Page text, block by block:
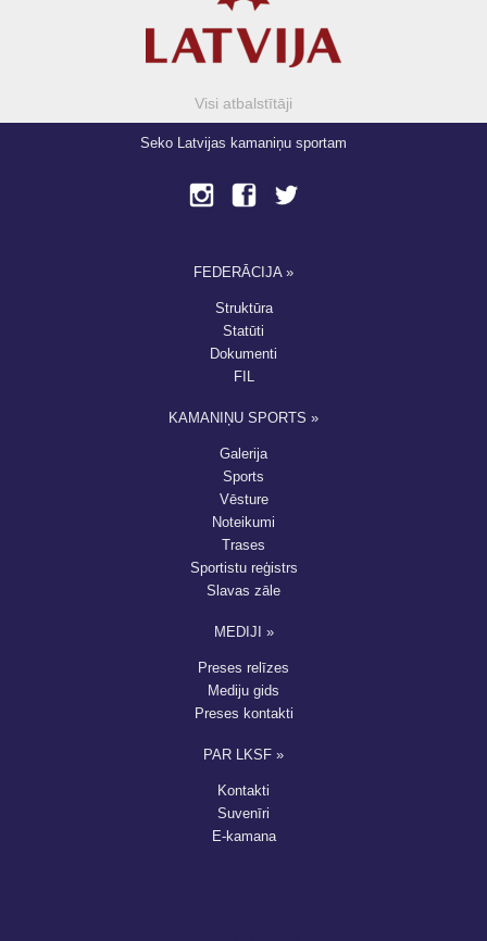
Visi atbalstītāji
Seko Latvijas kamaniņu sportam
FEDERĀCIJA »
Struktūra
Statūti
Dokumenti
FIL
KAMANIŅU SPORTS »
Galerija
Sports
Vēsture
Noteikumi
Trases
Sportistu reģistrs
Slavas zāle
MEDIJI »
Preses relīzes
Mediju gids
Preses kontakti
PAR LKSF »
Kontakti
Suvenīri
E-kamana